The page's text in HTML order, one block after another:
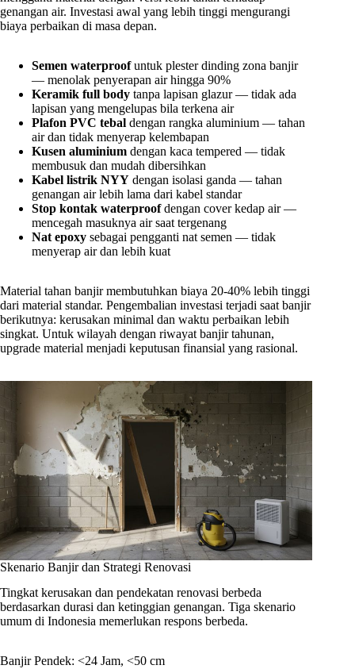
genangan air. Investasi awal yang lebih tinggi mengurangi
biaya perbaikan di masa depan.
Semen waterproofuntuk plester dinding zona banjir
— menolak penyerapan air hingga 90%
Keramik full body tanpa lapisan glazur — tidak ada
lapisan yang mengelupas bila terkena air
Plafon PVC tebal dengan rangka aluminium — tahan
air dan tidak menyerap kelembapan
Kusen aluminium dengan kaca tempered — tidak
membusuk dan mudah dibersihkan
Kabel listrik NYY dengan isolasi ganda — tahan
genangan air lebih lama dari kabel standar
Stop kontak waterproofdengan cover kedap air —
mencegah masuknya air saat tergenang
Nat epoxy sebagai pengganti nat semen — tidak
menyerap air dan lebih kuat
Material tahan banjir membutuhkan biaya 20-40% lebih tinggi
dari material standar. Pengembalian investasi terjadi saat banjir
berikutnya: kerusakan minimal dan waktu perbaikan lebih
singkat. Untuk wilayah dengan riwayat banjir tahunan,
upgrade material menjadi keputusan finansial yang rasional.
Skenario Banjir dan Strategi Renovasi
Tingkat kerusakan dan pendekatan renovasi berbeda
berdasarkan durasi dan ketinggian genangan. Tiga skenario
umum di Indonesia memerlukan respons berbeda.
Banjir Pendek: <24 Jam, <50 cm